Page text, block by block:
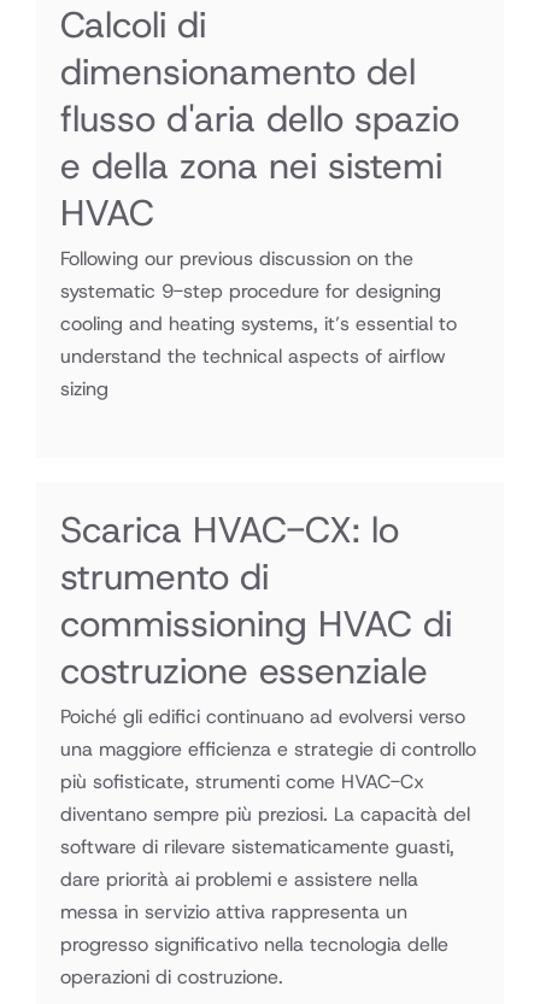
Calcoli di
dimensionamento del
flusso d'aria dello spazio
e della zona nei sistemi
HVAC
Following our previous discussion on the
systematic 9-step procedure for designing
cooling and heating systems, it’s essential to
understand the technical aspects of airflow
sizing
Scarica HVAC-CX: lo
strumento di
commissioning HVAC di
costruzione essenziale
Poiché gli edifici continuano ad evolversi verso
una maggiore efficienza e strategie di controllo
più sofisticate, strumenti come HVAC-Cx
diventano sempre più preziosi. La capacità del
software di rilevare sistematicamente guasti,
dare priorità ai problemi e assistere nella
messa in servizio attiva rappresenta un
progresso significativo nella tecnologia delle
operazioni di costruzione.